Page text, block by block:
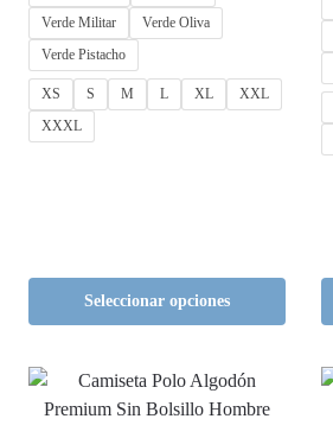
Verde Militar
Verde Oliva
Verde Pistacho
XS S M L XL
XXL
XXXL
Seleccionar opciones